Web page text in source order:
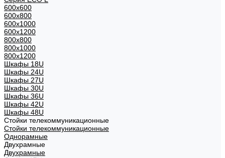
600x600
600x800
600х1000
600х1200
800x800
800х1000
800х1200
Шкафы 18U
Шкафы 24U
Шкафы 27U
Шкафы 30U
Шкафы 36U
Шкафы 42U
Шкафы 48U
Стойки телекоммуникационные
Стойки телекоммуникационные
Однорамные
Двухрамные
Двухрамные